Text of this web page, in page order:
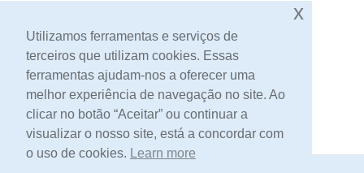
Sem stock
Contacto
Utilizamos ferramentas e serviços de
terceiros que utilizam cookies. Essas
ferramentas ajudam-nos a oferecer uma
melhor experiência de navegação no site. Ao
clicar no botão “Aceitar” ou continuar a
visualizar o nosso site, está a concordar com
o uso de cookies. Learn more
x